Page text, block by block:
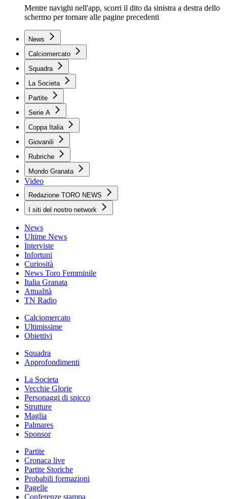
Mentre navighi nell'app, scorri il dito da sinistra a destra dello
schermo per tornare alle pagine precedenti
News
Calciomercato
Squadra
La Societa
Partite
Serie A
Coppa Italia
Giovanili
Rubriche
Mondo Granata
Video
Redazione TORO NEWS
I siti del nostro network
News
Ultime News
Interviste
Infortuni
Curiosità
News Toro Femminile
Italia Granata
Attualità
TN Radio
Calciomercato
Ultimissime
Obiettivi
Squadra
Approfondimenti
La Societa
Vecchie Glorie
Personaggi di spicco
Strutture
Maglia
Palmares
Sponsor
Partite
Cronaca live
Partite Storiche
Probabili formazioni
Pagelle
Conferenze stampa